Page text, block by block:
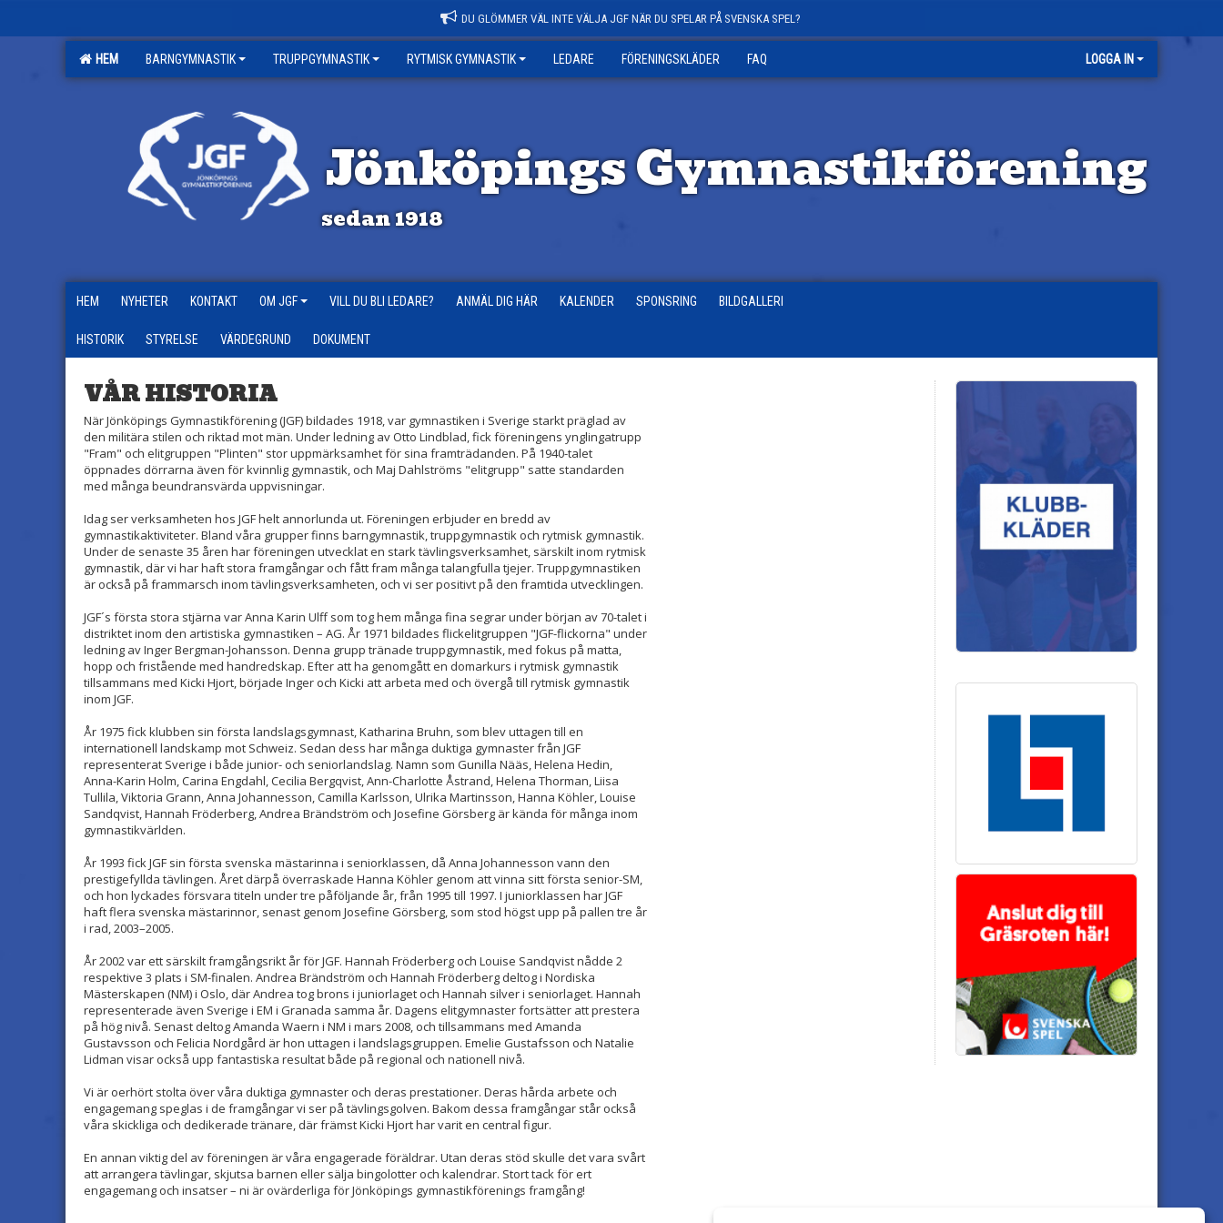
DU GLÖMMER VÄL INTE VÄLJA JGF NÄR DU SPELAR PÅ SVENSKA SPEL?
HEM BARNGYMNASTIK TRUPPGYMNASTIK RYTMISK GYMNASTIK LEDARE FÖRENINGSKLÄDER FAQ LOGGA IN
Jönköpings Gymnastikförening
sedan 1918
HEM NYHETER KONTAKT OM JGF VILL DU BLI LEDARE? ANMÄL DIG HÄR KALENDER SPONSRING BILDGALLERI
HISTORIK STYRELSE VÄRDEGRUND DOKUMENT
VÅR HISTORIA
När Jönköpings Gymnastikförening (JGF) bildades 1918, var gymnastiken i Sverige starkt präglad av
den militära stilen och riktad mot män. Under ledning av Otto Lindblad, fick föreningens ynglingatrupp
"Fram" och elitgruppen "Plinten" stor uppmärksamhet för sina framträdanden. På 1940-talet
öppnades dörrarna även för kvinnlig gymnastik, och Maj Dahlströms "elitgrupp" satte standarden
med många beundransvärda uppvisningar.
Idag ser verksamheten hos JGF helt annorlunda ut. Föreningen erbjuder en bredd av
gymnastikaktiviteter. Bland våra grupper finns barngymnastik, truppgymnastik och rytmisk gymnastik.
Under de senaste 35 åren har föreningen utvecklat en stark tävlingsverksamhet, särskilt inom rytmisk
gymnastik, där vi har haft stora framgångar och fått fram många talangfulla tjejer. Truppgymnastiken
är också på frammarsch inom tävlingsverksamheten, och vi ser positivt på den framtida utvecklingen.
JGF´s första stora stjärna var Anna Karin Ulff som tog hem många fina segrar under början av 70-talet i
distriktet inom den artistiska gymnastiken – AG. År 1971 bildades flickelitgruppen "JGF-flickorna" under
ledning av Inger Bergman-Johansson. Denna grupp tränade truppgymnastik, med fokus på matta,
hopp och fristående med handredskap. Efter att ha genomgått en domarkurs i rytmisk gymnastik
tillsammans med Kicki Hjort, började Inger och Kicki att arbeta med och övergå till rytmisk gymnastik
inom JGF.
År 1975 fick klubben sin första landslagsgymnast, Katharina Bruhn, som blev uttagen till en
internationell landskamp mot Schweiz. Sedan dess har många duktiga gymnaster från JGF
representerat Sverige i både junior- och seniorlandslag. Namn som Gunilla Nääs, Helena Hedin,
Anna-Karin Holm, Carina Engdahl, Cecilia Bergqvist, Ann-Charlotte Åstrand, Helena Thorman, Liisa
Tullila, Viktoria Grann, Anna Johannesson, Camilla Karlsson, Ulrika Martinsson, Hanna Köhler, Louise
Sandqvist, Hannah Fröderberg, Andrea Brändström och Josefine Görsberg är kända för många inom
gymnastikvärlden.
År 1993 fick JGF sin första svenska mästarinna i seniorklassen, då Anna Johannesson vann den
prestigefyllda tävlingen. Året därpå överraskade Hanna Köhler genom att vinna sitt första senior-SM,
och hon lyckades försvara titeln under tre påföljande år, från 1995 till 1997. I juniorklassen har JGF
haft flera svenska mästarinnor, senast genom Josefine Görsberg, som stod högst upp på pallen tre år
i rad, 2003–2005.
År 2002 var ett särskilt framgångsrikt år för JGF. Hannah Fröderberg och Louise Sandqvist nådde 2
respektive 3 plats i SM-finalen. Andrea Brändström och Hannah Fröderberg deltog i Nordiska
Mästerskapen (NM) i Oslo, där Andrea tog brons i juniorlaget och Hannah silver i seniorlaget. Hannah
representerade även Sverige i EM i Granada samma år. Dagens elitgymnaster fortsätter att prestera
på hög nivå. Senast deltog Amanda Waern i NM i mars 2008, och tillsammans med Amanda
Gustavsson och Felicia Nordgård är hon uttagen i landslagsgruppen. Emelie Gustafsson och Natalie
Lidman visar också upp fantastiska resultat både på regional och nationell nivå.
Vi är oerhört stolta över våra duktiga gymnaster och deras prestationer. Deras hårda arbete och
engagemang speglas i de framgångar vi ser på tävlingsgolven. Bakom dessa framgångar står också
våra skickliga och dedikerade tränare, där främst Kicki Hjort har varit en central figur.
En annan viktig del av föreningen är våra engagerade föräldrar. Utan deras stöd skulle det vara svårt
att arrangera tävlingar, skjutsa barnen eller sälja bingolotter och kalendrar. Stort tack för ert
engagemang och insatser – ni är ovärderliga för Jönköpings gymnastikförenings framgång!